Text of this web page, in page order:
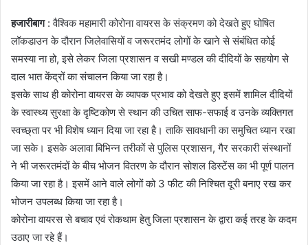
हजारीबाग: वैश्विक महामारी कोरोना वायरस के संक्रमण को देखते हुए घोषित
लॉकडाउन के दौरान जिलेवासियों व जरूरतमंद लोगों के खाने से संबंधित कोई
समस्या ना हो, इसे लेकर जिला प्रशासन व सखी मण्डल की दीदियों के सहयोग से
दाल भात केंद्रों का संचालन किया जा रहा है।
इसके साथ ही कोरोना वायरस के व्यापक प्रभाव को देखते हुए इसमें शामिल दीदियों
के स्वास्थ्य सुरक्षा के दृष्टिकोण से स्थान की उचित साफ-सफाई व उनके व्यक्तिगत
स्वच्छ्ता पर भी विशेष ध्यान दिया जा रहा है। ताकि सावधानी का समुचित ध्यान रखा
जा सके। इसके अलावा बिभिन्न तरीकों से पुलिस प्रशासन, गैर सरकारी संस्थानों
ने भी जरूरतमंदों के बीच भोजन वितरण के दौरान सोशल डिस्टेंस का भी पूर्ण पालन
किया जा रहा है। इसमें आने वाले लोगों को 3 फीट की निश्चित दूरी बनाए रख कर
भोजन उपलब्ध किया जा रहा है।
कोरोना वायरस से बचाव एवं रोकथाम हेतु जिला प्रशासन के द्वारा कई तरह के कदम
उठाए जा रहे हैं।